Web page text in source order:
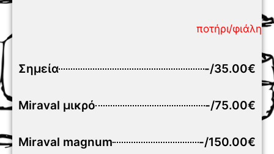
ποτήρι/φιάλη
Σημεία -/35.00€
Miraval μικρό -/75.00€
Miraval magnum -/150.00€